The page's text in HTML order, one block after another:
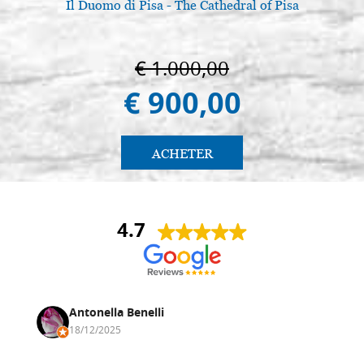
Il Duomo di Pisa - The Cathedral of Pisa
€ 1.000,00
€ 900,00
ACHETER
4.7
Antonella Benelli
18/12/2025